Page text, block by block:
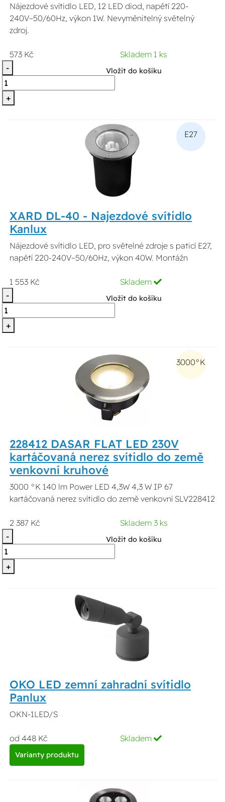
Nájezdové svítidlo LED, 12 LED diod, napětí 220-
240V~50/60Hz, výkon 1W. Nevyměnitelný světelný
zdroj.
573 Kč
Skladem 1 ks
-
+
Vložit do košíku
E27
XARD DL-40 - Najezdové svítidlo
Kanlux
Nájezdové svítidlo LED, pro světelné zdroje s paticí E27,
napětí 220-240V~50/60Hz, výkon 40W. Montážn
1 553 Kč
Skladem
-
+
Vložit do košíku
3000°K
228412 DASAR FLAT LED 230V
kartáčovaná nerez svítidlo do země
venkovní kruhové
3000 °K 140 lm Power LED 4,3W 4,3 W IP 67
kartáčovaná nerez svítidlo do země venkovní SLV228412
2 387 Kč
Skladem 3 ks
-
+
Vložit do košíku
OKO LED zemní zahradní svítidlo
Panlux
OKN-1LED/S
od 448 Kč Skladem
Varianty produktu